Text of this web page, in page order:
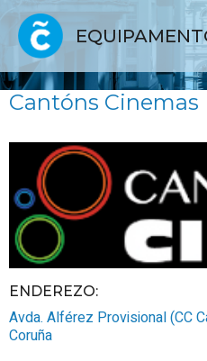
Cantóns Cinemas
ENDEREZO:
Avda. Alférez Provisional (CC
Coruña